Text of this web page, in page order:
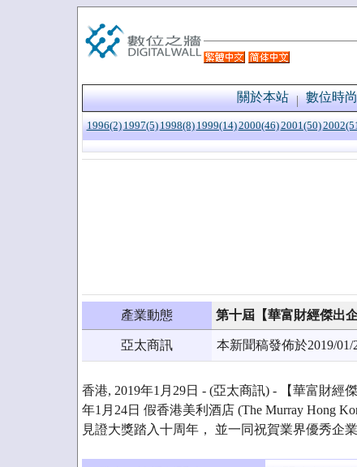
關於本站 數位時尚
1996(2) 1997(5) 1998(8) 1999(14)2000(46)2001(50)
產業動態 第十屆【華富財經傑出
亞太商訊 本新聞稿發佈於2019/
香港, 2019年1月29日 - (亞太商訊) - 【華富財經
年1月24日 假香港美利酒店 (The Murray Hong
見證大獎踏入十周年， 並一同祝賀業界優秀企